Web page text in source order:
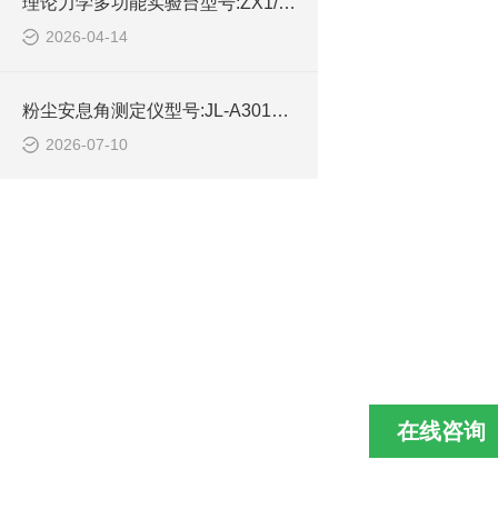
2026-04-14
粉尘安息角测定仪型号:JL-A301库号：M414595的技术介绍
2026-07-10
在线咨询